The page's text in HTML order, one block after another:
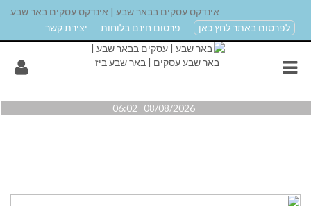
אינדקס עסקים בבאר שבע | אינדקס עסקים באר שבע
לפרסום באתר לחץ כאן
פרסום חינם בלוחות יצירת קשר
08/08/2026 06:02